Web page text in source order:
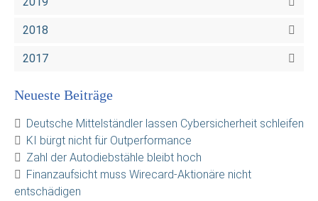
2018
2017
Neueste Beiträge
Deutsche Mittelständler lassen Cybersicherheit schleifen
KI bürgt nicht für Outperformance
Zahl der Autodiebstähle bleibt hoch
Finanzaufsicht muss Wirecard-Aktionäre nicht
entschädigen